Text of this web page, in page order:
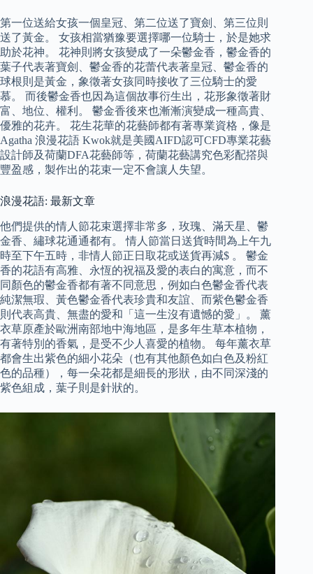
第一位送給女孩一個皇冠、第二位送了寶劍、第三位則
送了黃金。 女孩相當猶豫要選擇哪一位騎士，於是她求
助於花神。 花神則將女孩變成了一朵鬱金香，鬱金香的
葉子代表著寶劍、鬱金香的花蕾代表著皇冠、鬱金香的
球根則是黃金，象徵著女孩同時接收了三位騎士的愛
慕。 而後鬱金香也因為這個故事衍生出，花形象徵著財
富、地位、權利。 鬱金香後來也漸漸演變成一種高貴、
優雅的花卉。 花生花華的花藝師都有著專業資格，像是
Agatha 浪漫花語 Kwok就是美國AIFD認可CFD專業花藝
設計師及荷蘭DFA花藝師等，荷蘭花藝講究色彩配撘與
豐盈感，製作出的花束一定不會讓人失望。
浪漫花語: 最新文章
他們提供的情人節花束選擇非常多，玫瑰、滿天星、鬱
金香、繡球花通通都有。 情人節當日送貨時間為上午九
時至下午五時，非情人節正日取花或送貨再減$ 。 鬱金
香的花語有高雅、永恆的祝福及愛的表白的寓意，而不
同顏色的鬱金香都有著不同意思，例如白色鬱金香代表
純潔無瑕、黃色鬱金香代表珍貴和友誼、而紫色鬱金香
則代表高貴、無盡的愛和「這一生沒有遺憾的愛」。 薰
衣草原產於歐洲南部地中海地區，是多年生草本植物，
有著特別的香氣，是受不少人喜愛的植物。 每年薰衣草
都會生出紫色的細小花朵（也有其他顏色如白色及粉紅
色的品種），每一朵花都是細長的形狀，由不同深淺的
紫色組成，葉子則是針狀的。